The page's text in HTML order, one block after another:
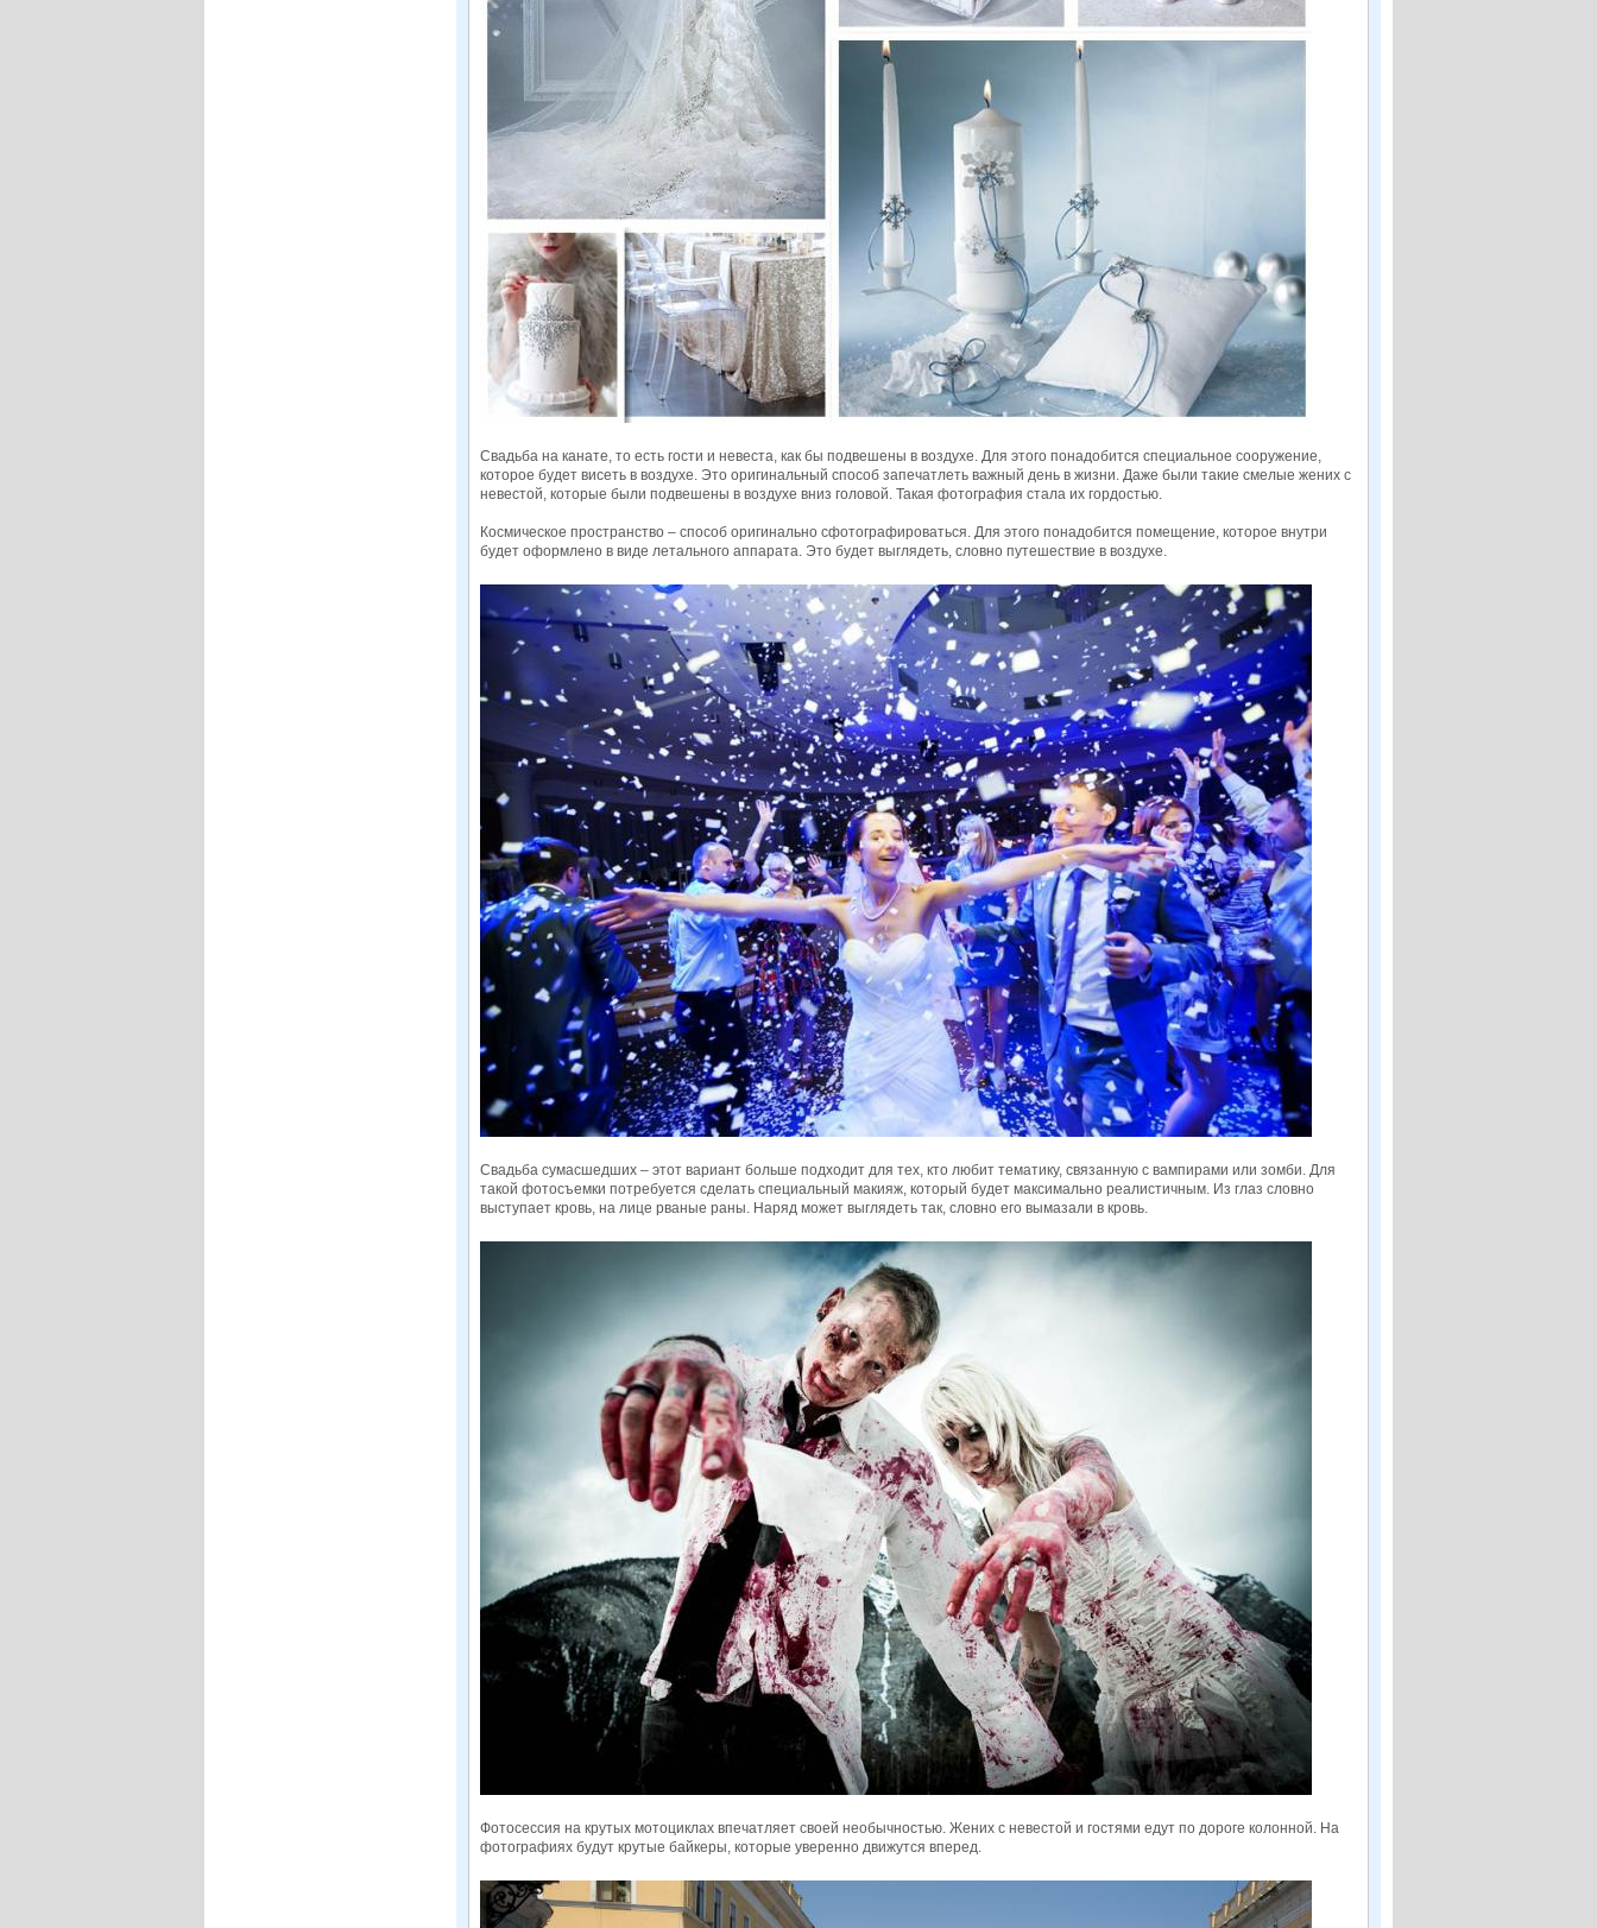
Свадьба на канате, то есть гости и невеста, как бы подвешены в воздухе. Для этого понадобится специальное сооружение,
которое будет висеть в воздухе. Это оригинальный способ запечатлеть важный день в жизни. Даже были такие смелые жених с
невестой, которые были подвешены в воздухе вниз головой. Такая фотография стала их гордостью.
Космическое пространство – способ оригинально сфотографироваться. Для этого понадобится помещение, которое внутри
будет оформлено в виде летального аппарата. Это будет выглядеть, словно путешествие в воздухе.
Свадьба сумасшедших – этот вариант больше подходит для тех, кто любит тематику, связанную с вампирами или зомби. Для
такой фотосъемки потребуется сделать специальный макияж, который будет максимально реалистичным. Из глаз словно
выступает кровь, на лице рваные раны. Наряд может выглядеть так, словно его вымазали в кровь.
Фотосессия на крутых мотоциклах впечатляет своей необычностью. Жених с невестой и гостями едут по дороге колонной. На
фотографиях будут крутые байкеры, которые уверенно движутся вперед.